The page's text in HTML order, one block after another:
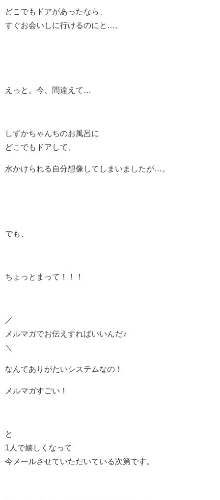
どこでもドアがあったなら、
すぐお会いしに行けるのにと…。
えっと、今、間違えて…
しずかちゃんちのお風呂に
どこでもドアして、
水かけられる自分想像してしまいましたが…。
でも、
ちょっとまって！！！
／
メルマガでお伝えすればいいんだ♪
＼
なんてありがたいシステムなの！
メルマガすごい！
と
1人で嬉しくなって
今メールさせていただいている次第です。